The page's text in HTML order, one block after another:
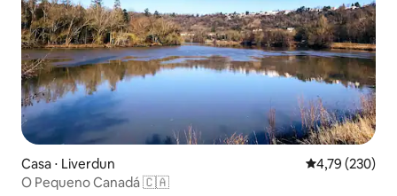
Casa ⋅ Liverdun 4,79 de uma
4,79 (230)
O Pequeno Canadá 🇨🇦